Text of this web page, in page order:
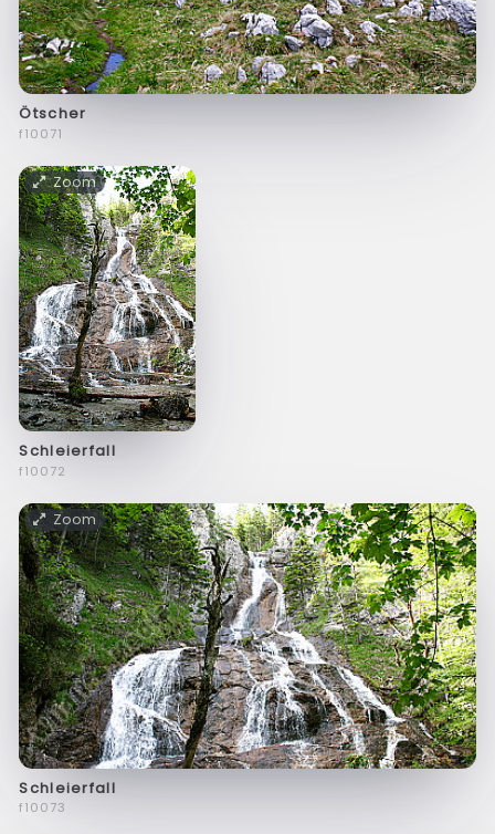
Ötscher
f10071
Zoom
Schleierfall
f10072
Zoom
Schleierfall
f10073